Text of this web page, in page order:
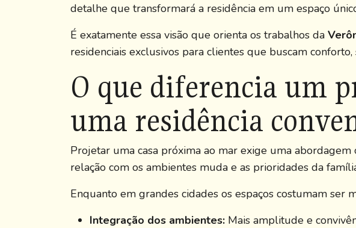
detalhe que transformará a residência em um espaço
É exatamente essa visão que orienta os trabalhos da
residenciais exclusivos para clientes que buscam
O que diferencia um
uma residência
Projetar uma casa próxima ao mar exige uma
relação com os ambientes muda e as prioridades da
Enquanto em grandes cidades os espaços costumam
Integração dos ambientes: Mais amplitude e